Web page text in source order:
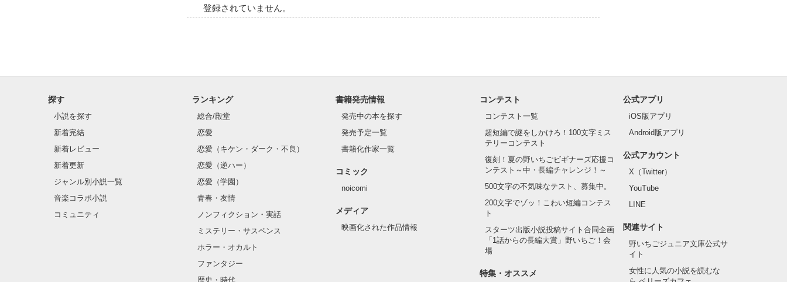
私の前から居なくならないで
登録されていません。
探す
小説を探す
新着完結
新着レビュー
新着更新
ジャンル別小説一覧
音楽コラボ小説
コミュニティ
ランキング
総合/殿堂
恋愛
恋愛（キケン・ダーク・不良）
恋愛（逆ハー）
恋愛（学園）
青春・友情
ノンフィクション・実話
ミステリー・サスペンス
ホラー・オカルト
ファンタジー
歴史・時代
書籍発売情報
発売中の本を探す
発売予定一覧
書籍化作家一覧
コミック
noicomi
メディア
映画化された作品情報
コンテスト
コンテスト一覧
超短編で謎をしかけろ！100文字ミス
テリーコンテスト
復刻！夏の野いちごビギナーズ応援コ
ンテスト～中・長編チャレンジ！～
500文字の不気味なテスト、募集中。
200文字でゾッ！こわい短編コンテス
ト
スターツ出版小説投稿サイト合同企画
「1話からの長編大賞」野いちご！会
場
特集・オススメ
公式アプリ
iOS版アプリ
Android版アプリ
公式アカウント
X（Twitter）
YouTube
LINE
関連サイト
野いちごジュニア文庫公式サ
イト
女性に人気の小説を読むな